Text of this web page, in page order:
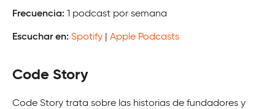
Frecuencia: 1 podcast por semana
Escuchar en: Spotify Apple Podcasts
Code Story
Code Story trata sobre las historias de fundadores y